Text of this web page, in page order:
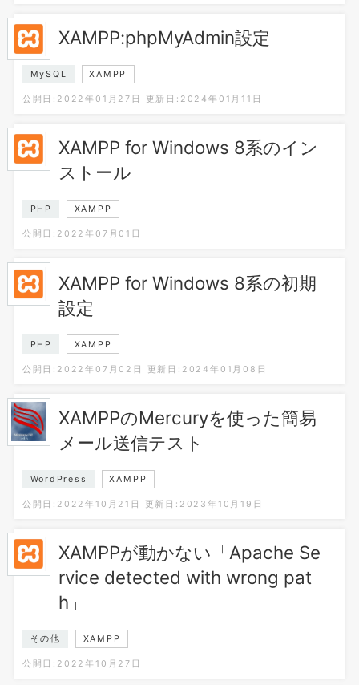
XAMPP:phpMyAdmin設定
MySQL XAMPP
公開日:2022年01月27日 更新日:2024年01月11日
XAMPP for Windows 8系のイン
ストール
PHP XAMPP
公開日:2022年07月01日
XAMPP for Windows 8系の初期
設定
PHP XAMPP
公開日:2022年07月02日 更新日:2024年01月08日
XAMPPのMercuryを使った簡易
メール送信テスト
WordPress XAMPP
公開日:2022年10月21日 更新日:2023年10月19日
XAMPPが動かない「Apache Se
rvice detected with wrong pat
h」
その他 XAMPP
公開日:2022年10月27日